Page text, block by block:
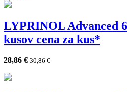
LYPRINOL Advanced
kusov cena za kus*
28,86 € 30,86 €